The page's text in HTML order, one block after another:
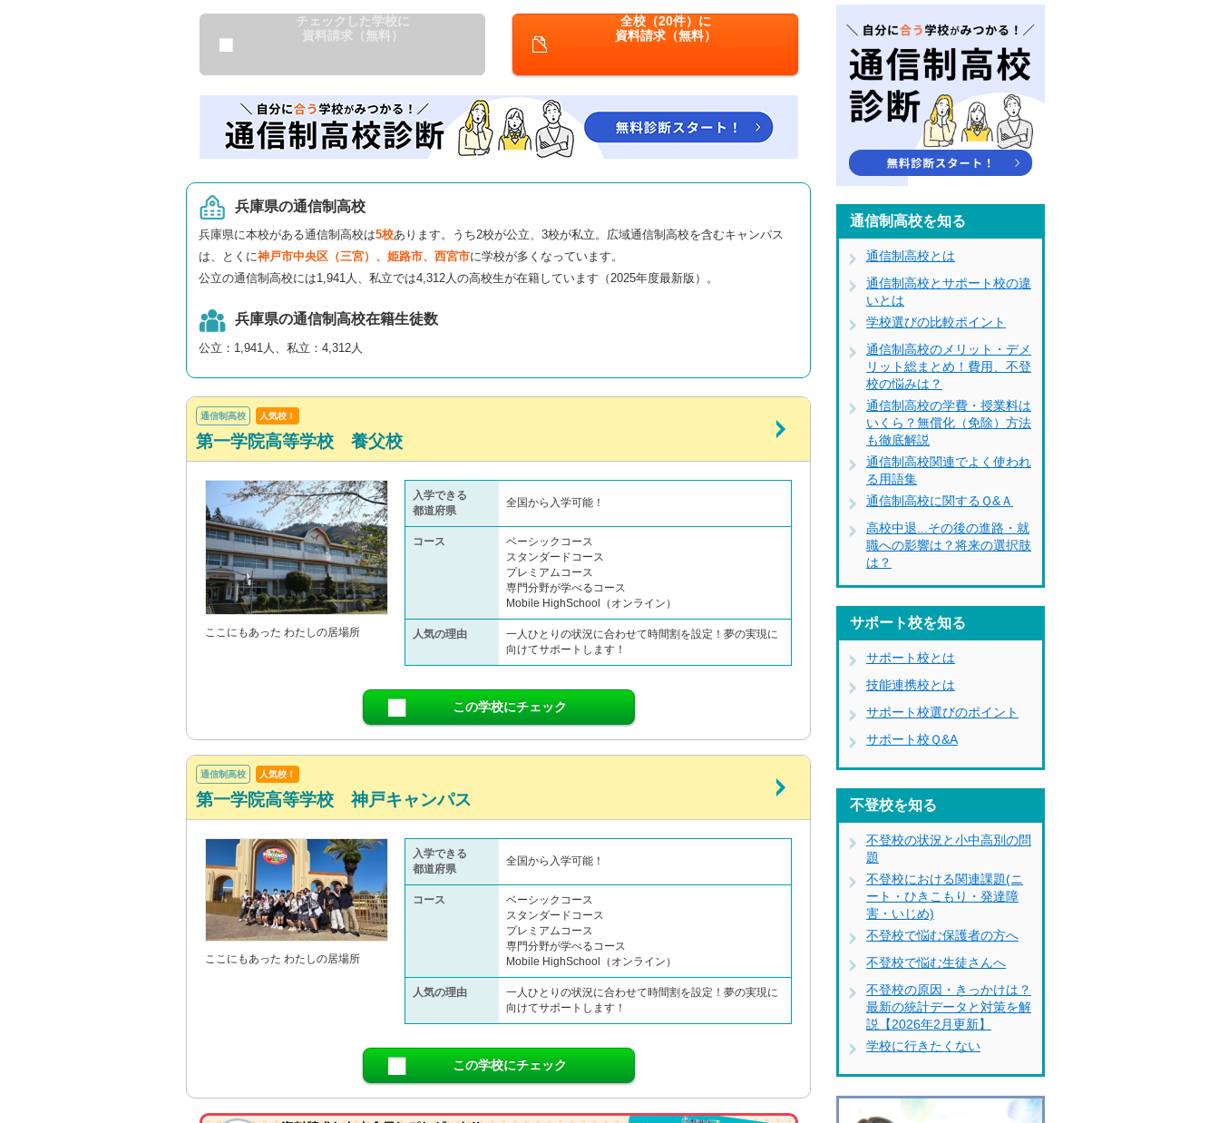
チェックした学校に
資料請求（無料）
全校（20件）に
資料請求（無料）
兵庫県の通信制高校
兵庫県に本校がある通信制高校は5校あります。うち2校が公立、3校が私立。広域通信制高校を含むキャンパス
は、とくに神戸市中央区（三宮）、姫路市、西宮市に学校が多くなっています。
公立の通信制高校には1,941人、私立では4,312人の高校生が在籍しています（2025年度最新版）。
兵庫県の通信制高校在籍生徒数
公立：1,941人、私立：4,312人
通信制高校 人気校！
第一学院高等学校 養父校
ここにもあった わたしの居場所
入学できる
都道府県
全国から入学可能！
コース
ベーシックコース
スタンダードコース
プレミアムコース
専門分野が学べるコース
Mobile HighSchool（オンライン）
人気の理由
一人ひとりの状況に合わせて時間割を設定！夢の実現に
向けてサポートします！
この学校にチェック
通信制高校 人気校！
第一学院高等学校 神戸キャンパス
ここにもあった わたしの居場所
入学できる
都道府県
全国から入学可能！
コース
ベーシックコース
スタンダードコース
プレミアムコース
専門分野が学べるコース
Mobile HighSchool（オンライン）
人気の理由
一人ひとりの状況に合わせて時間割を設定！夢の実現に
向けてサポートします！
この学校にチェック
通信制高校を知る
通信制高校とは
通信制高校とサポート校の違
いとは
学校選びの比較ポイント
通信制高校のメリット・デメ
リット総まとめ！費用、不登
校の悩みは？
通信制高校の学費・授業料は
いくら？無償化（免除）方法
も徹底解説
通信制高校関連でよく使われ
る用語集
通信制高校に関するＱ&Ａ
高校中退...その後の進路・就
職への影響は？将来の選択肢
は？
サポート校を知る
サポート校とは
技能連携校とは
サポート校選びのポイント
サポート校Ｑ&A
不登校を知る
不登校の状況と小中高別の問
題
不登校における関連課題(ニ
ート・ひきこもり・発達障
害・いじめ)
不登校で悩む保護者の方へ
不登校で悩む生徒さんへ
不登校の原因・きっかけは？
最新の統計データと対策を解
説【2026年2月更新】
学校に行きたくない